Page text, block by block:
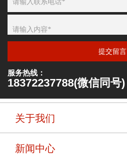
提交留言
服务热线：
18372237788(微信同号)
关于我们
新闻中心